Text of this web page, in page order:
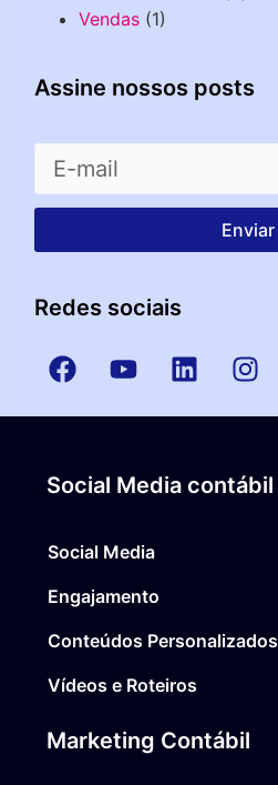
Vendas (1)
Assine nossos posts
Enviar
Redes sociais
Social Media contábil
Social Media
Engajamento
Conteúdos Personalizados
Vídeos e Roteiros
Marketing Contábil